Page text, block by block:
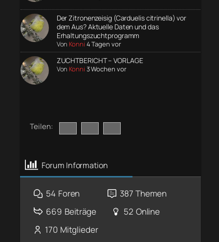
Der Zitronenzeisig (Carduelis citrinella) vor
dem Aus? Aktuelle Daten und das
Erhaltungszuchtprogramm
Von Konni 4 Tagen vor
ZUCHTBERICHT – VORLAGE
Von Konni 3 Wochen vor
Teilen:
Forum Information
54 Foren 387 Themen
669 Beiträge 52 Online
170 Mitglieder